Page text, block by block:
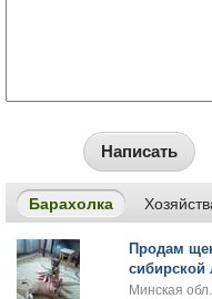
Написать
Барахолка
Продам
сибирской
Минская обл.